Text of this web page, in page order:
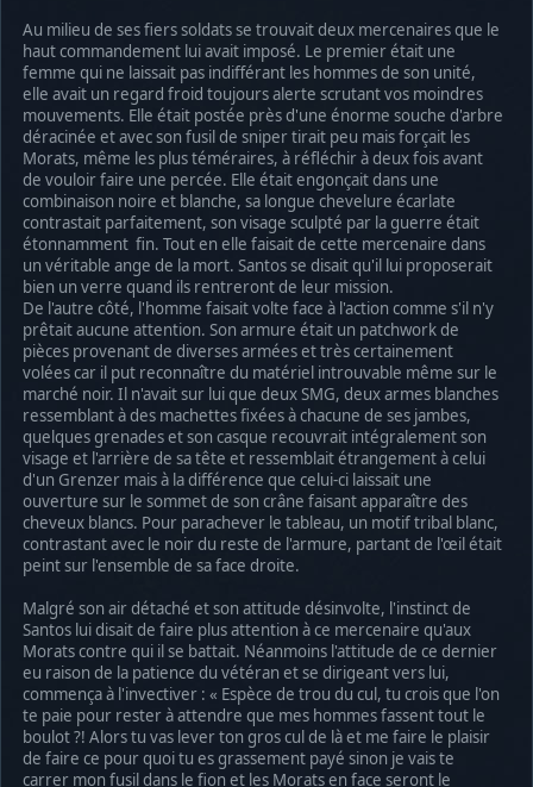
Au milieu de ses fiers soldats se trouvait deux mercenaires que le
haut commandement lui avait imposé. Le premier était une
femme qui ne laissait pas indifférant les hommes de son unité,
elle avait un regard froid toujours alerte scrutant vos moindres
mouvements. Elle était postée près d'une énorme souche d'arbre
déracinée et avec son fusil de sniper tirait peu mais forçait les
Morats, même les plus téméraires, à réfléchir à deux fois avant
de vouloir faire une percée. Elle était engonçait dans une
combinaison noire et blanche, sa longue chevelure écarlate
contrastait parfaitement, son visage sculpté par la guerre était
étonnamment fin. Tout en elle faisait de cette mercenaire dans
un véritable ange de la mort. Santos se disait qu'il lui proposerait
bien un verre quand ils rentreront de leur mission.
De l'autre côté, l'homme faisait volte face à l'action comme s'il n'y
prêtait aucune attention. Son armure était un patchwork de
pièces provenant de diverses armées et très certainement
volées car il put reconnaître du matériel introuvable même sur le
marché noir. Il n'avait sur lui que deux SMG, deux armes blanches
ressemblant à des machettes fixées à chacune de ses jambes,
quelques grenades et son casque recouvrait intégralement son
visage et l'arrière de sa tête et ressemblait étrangement à celui
d'un Grenzer mais à la différence que celui-ci laissait une
ouverture sur le sommet de son crâne faisant apparaître des
cheveux blancs. Pour parachever le tableau, un motif tribal blanc,
contrastant avec le noir du reste de l'armure, partant de l'œil était
peint sur l'ensemble de sa face droite.
Malgré son air détaché et son attitude désinvolte, l'instinct de
Santos lui disait de faire plus attention à ce mercenaire qu'aux
Morats contre qui il se battait. Néanmoins l'attitude de ce dernier
eu raison de la patience du vétéran et se dirigeant vers lui,
commença à l'invectiver : « Espèce de trou du cul, tu crois que l'on
te paie pour rester à attendre que mes hommes fassent tout le
boulot ?! Alors tu vas lever ton gros cul de là et me faire le plaisir
de faire ce pour quoi tu es grassement payé sinon je vais te
carrer mon fusil dans le fion et les Morats en face seront le